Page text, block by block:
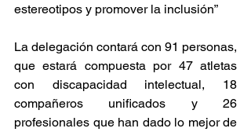
estereotipos y promover la inclusión”
La delegación contará con 91 personas,
que estará compuesta por 47 atletas
con discapacidad intelectual, 18
compañeros unificados y 26
profesionales que han dado lo mejor de